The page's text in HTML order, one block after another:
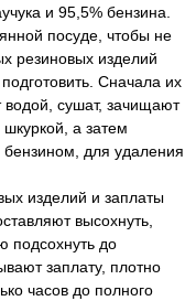
и 95,5% бензина.
посуде, чтобы не
резиновых изделий
Сначала их
сушат, зачищают
а затем
для удаления
изделий и заплаты
высохнуть,
подсохнуть до
заплату, плотно
часов до полного